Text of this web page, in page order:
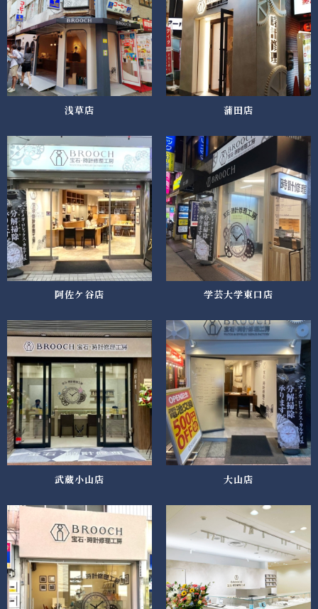
浅草店 蒲田店
阿佐ケ谷店 学芸大学東口店
武蔵小山店 大山店